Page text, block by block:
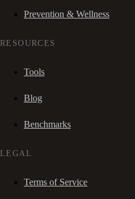
Prevention & Wellness
RESOURCES
Tools
Blog
Benchmarks
LEGAL
Terms of Service